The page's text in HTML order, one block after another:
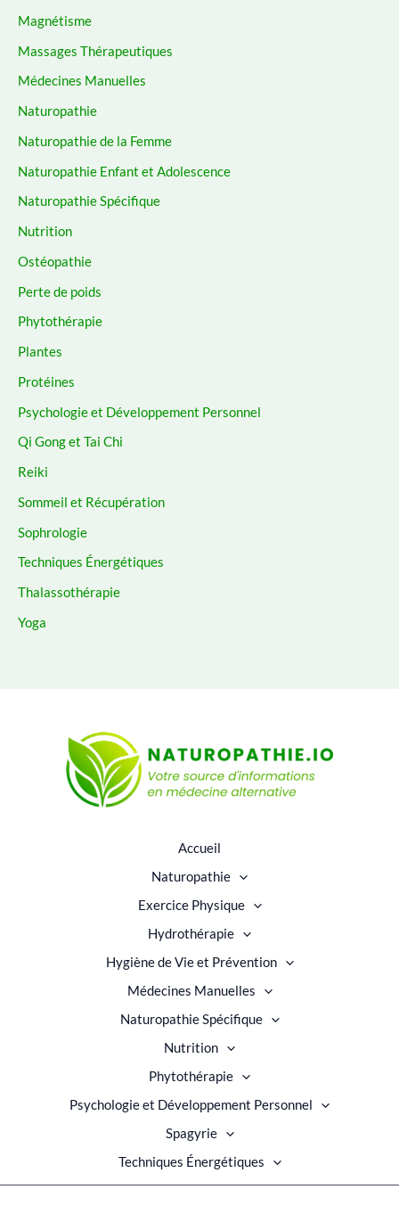
Magnétisme
Massages Thérapeutiques
Médecines Manuelles
Naturopathie
Naturopathie de la Femme
Naturopathie Enfant et Adolescence
Naturopathie Spécifique
Nutrition
Ostéopathie
Perte de poids
Phytothérapie
Plantes
Protéines
Psychologie et Développement Personnel
Qi Gong et Tai Chi
Reiki
Sommeil et Récupération
Sophrologie
Techniques Énergétiques
Thalassothérapie
Yoga
Accueil
Naturopathie
Exercice Physique
Hydrothérapie
Hygiène de Vie et Prévention
Médecines Manuelles
Naturopathie Spécifique
Nutrition
Phytothérapie
Psychologie et Développement Personnel
Spagyrie
Techniques Énergétiques